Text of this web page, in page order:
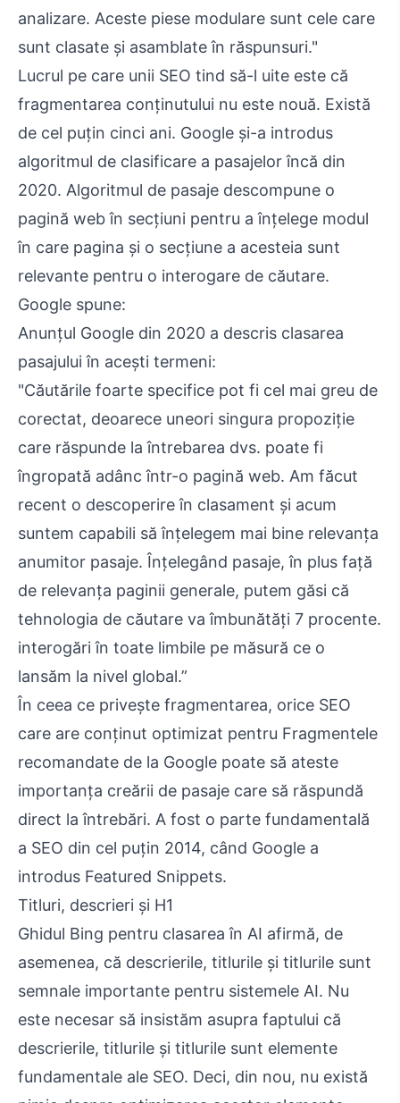
analizare. Aceste piese modulare sunt cele care
sunt clasate și asamblate în răspunsuri."
Lucrul pe care unii SEO tind să-l uite este că
fragmentarea conținutului nu este nouă. Există
de cel puțin cinci ani. Google și-a introdus
algoritmul de clasificare a pasajelor încă din
2020. Algoritmul de pasaje descompune o
pagină web în secțiuni pentru a înțelege modul
în care pagina și o secțiune a acesteia sunt
relevante pentru o interogare de căutare.
Google spune:
Anunțul Google din 2020 a descris clasarea
pasajului în acești termeni:
"Căutările foarte specifice pot fi cel mai greu de
corectat, deoarece uneori singura propoziție
care răspunde la întrebarea dvs. poate fi
îngropată adânc într-o pagină web. Am făcut
recent o descoperire în clasament și acum
suntem capabili să înțelegem mai bine relevanța
anumitor pasaje. Înțelegând pasaje, în plus față
de relevanța paginii generale, putem găsi că
tehnologia de căutare va îmbunătăți 7 procente.
interogări în toate limbile pe măsură ce o
lansăm la nivel global.”
În ceea ce privește fragmentarea, orice SEO
care are conținut optimizat pentru Fragmentele
recomandate de la Google poate să ateste
importanța creării de pasaje care să răspundă
direct la întrebări. A fost o parte fundamentală
a SEO din cel puțin 2014, când Google a
introdus Featured Snippets.
Titluri, descrieri și H1
Ghidul Bing pentru clasarea în AI afirmă, de
asemenea, că descrierile, titlurile și titlurile sunt
semnale importante pentru sistemele AI. Nu
este necesar să insistăm asupra faptului că
descrierile, titlurile și titlurile sunt elemente
fundamentale ale SEO. Deci, din nou, nu există